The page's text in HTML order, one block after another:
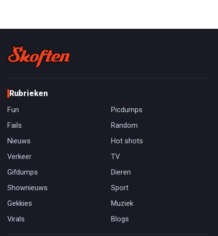
Rubrieken
Fun
Picdumps
Fails
Random
Nieuws
Hot shots
Verkeer
TV
Gifdumps
Dieren
Shownieuws
Sport
Gekkies
Muziek
Virals
Blogs